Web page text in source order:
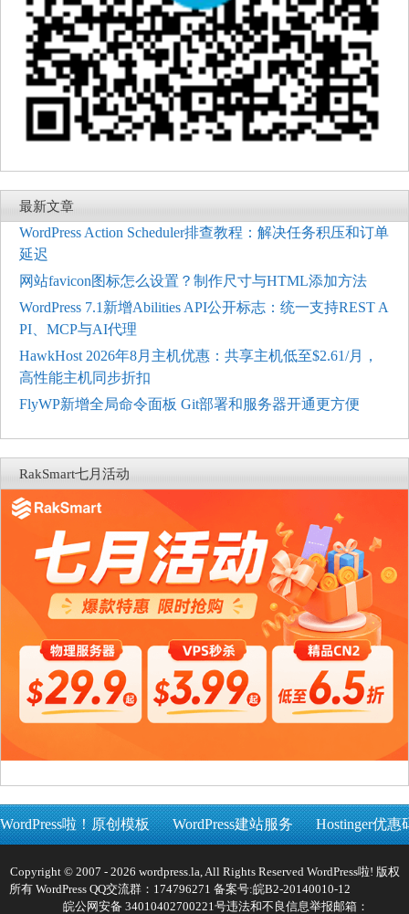
最新文章
WordPress Action Scheduler排查教程：解决任务积压和订单
延迟
网站favicon图标怎么设置？制作尺寸与HTML添加方法
WordPress 7.1新增Abilities API公开标志：统一支持REST A
PI、MCP与AI代理
HawkHost 2026年8月主机优惠：共享主机低至$2.61/月，
高性能主机同步折扣
FlyWP新增全局命令面板 Git部署和服务器开通更方便
RakSmart七月活动
WordPress啦！原创模板 WordPress建站服务 Hostinger优惠
Copyright © 2007 - 2026 wordpress.la, All Rights Reserved WordPress啦! 版权
所有 WordPress QQ交流群：174796271 备案号:皖B2-20140010-12
皖公网安备 34010402700221号违法和不良信息举报邮箱：